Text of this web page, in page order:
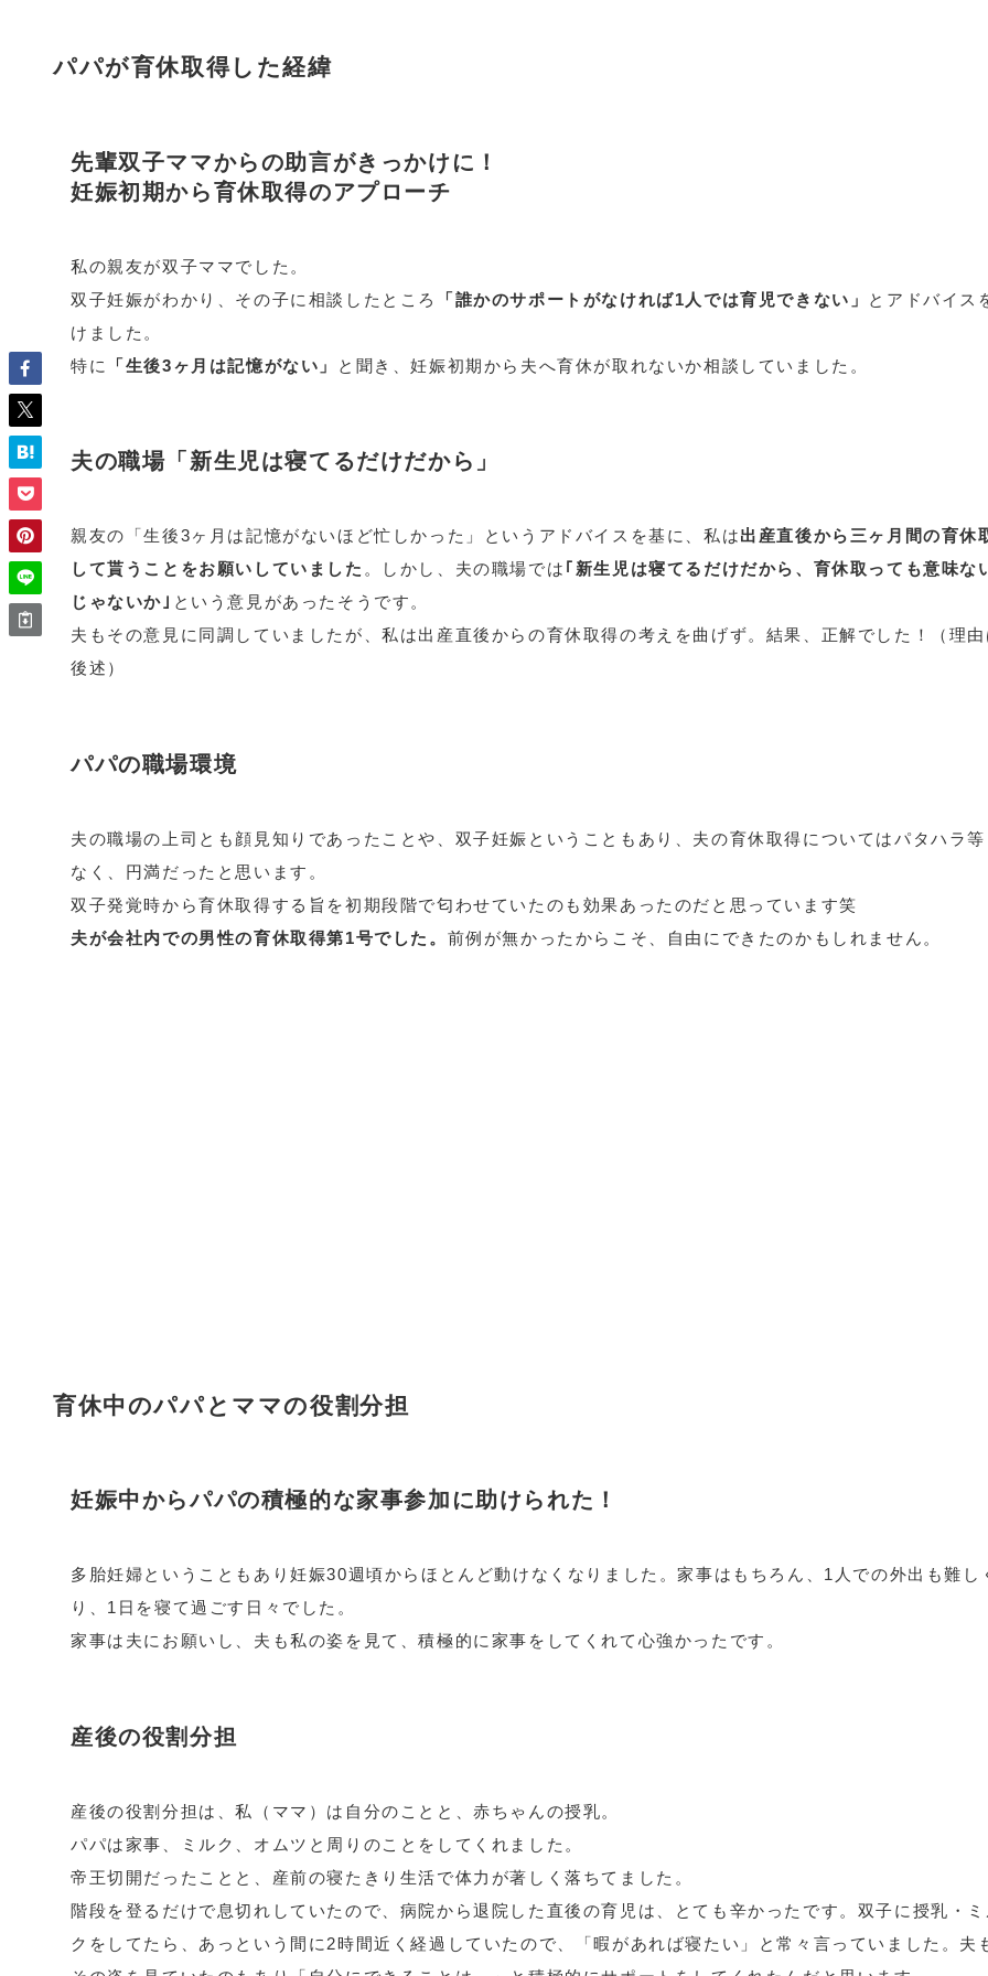
パパが育休取得した経緯
先輩双子ママからの助言がきっかけに！
妊娠初期から育休取得のアプローチ
私の親友が双子ママでした。
双子妊娠がわかり、その子に相談したところ
「誰かのサポートがなければ1人では育児できない」 とアドバイス
けました。
特に
「生後3ヶ月は記憶がない」 と聞き、妊娠初期から夫へ育休が取れないか相談していました。
夫の職場「新生児は寝てるだけだから」
親友の「生後3ヶ月は記憶がないほど忙しかった」というアドバイスを基に、私は出産直後から三ヶ月間の育休
して貰うことをお願いしていました 。しかし、夫の職場では ｢新生児は寝てるだけだから、育休取っても意味な
じゃないか｣ という意見があったそうです。
夫もその意見に同調していましたが、私は出産直後からの育休取得の考えを曲げず。結果、正解でした！（理
後述）
パパの職場環境
夫の職場の上司とも顔見知りであったことや、双子妊娠ということもあり、夫の育休取得についてはパタハラ
なく、円満だったと思います。
双子発覚時から育休取得する旨を初期段階で匂わせていたのも効果あったのだと思っています笑
夫が会社内での男性の育休取得第1号でした。 前例が無かったからこそ、自由にできたのかもしれません。
育休中のパパとママの役割分担
妊娠中からパパの積極的な家事参加に助けられた！
多胎妊婦ということもあり妊娠30週頃からほとんど動けなくなりました。家事はもちろん、1人での外出も難し
り、1日を寝て過ごす日々でした。
家事は夫にお願いし、夫も私の姿を見て、積極的に家事をしてくれて心強かったです。
産後の役割分担
産後の役割分担は、私（ママ）は自分のことと、赤ちゃんの授乳。
パパは家事、ミルク、オムツと周りのことをしてくれました。
帝王切開だったことと、産前の寝たきり生活で体力が著しく落ちてました。
階段を登るだけで息切れしていたので、病院から退院した直後の育児は、とても辛かったです。双子に授乳・
クをしてたら、あっという間に2時間近く経過していたので、「暇があれば寝たい」と常々言っていました。夫